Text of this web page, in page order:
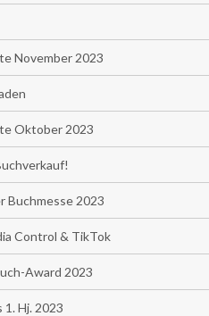
November 2023
Oktober 2023
Buchmesse 2023
Control & TikTok
Award 2023
Hj. 2023